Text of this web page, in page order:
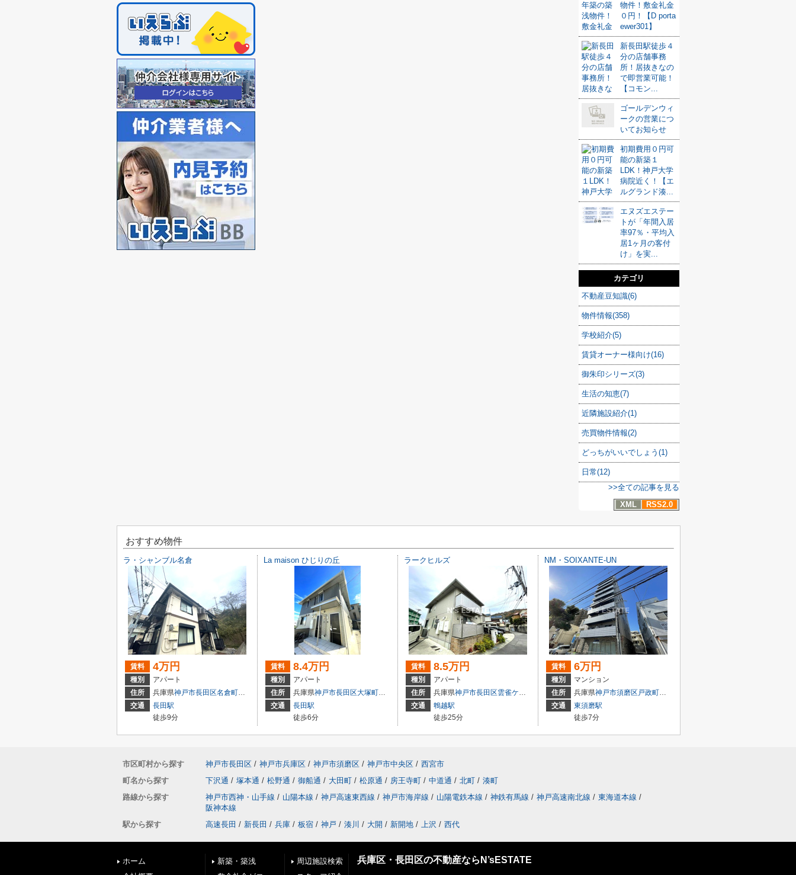
物件！敷金礼金
０円！【D porta
ewer301】
新長田駅徒歩４
分の店舗事務
所！居抜きなの
で即営業可能！
【コモン...
ゴールデンウィ
ークの営業につ
いてお知らせ
初期費用０円可
能の新築１
LDK！神戸大学
病院近く！【エ
ルグランド湊...
エヌズエステー
トが「年間入居
率97％・平均入
居1ヶ月の客付
け」を実...
カテゴリ
不動産豆知識(6)
物件情報(358)
学校紹介(5)
賃貸オーナー様向け(16)
御朱印シリーズ(3)
生活の知恵(7)
近隣施設紹介(1)
売買物件情報(2)
どっちがいいでしょう(1)
日常(12)
>>全ての記事を見る
XML
RSS2.0
おすすめ物件
ラ・シャンブル名倉
賃料 4万円
種別
アパート
住所
兵庫県神戸市長田区名倉町１丁目
交通
長田駅
徒歩9分
La maison ひじりの丘
賃料 8.4万円
種別
アパート
住所
兵庫県神戸市長田区大塚町１丁目
交通
長田駅
徒歩6分
ラークヒルズ
賃料 8.5万円
種別
アパート
住所
兵庫県神戸市長田区雲雀ケ丘
２丁目
交通
鵯越駅
徒歩25分
NM・SOIXANTE-UN
賃料 6万円
種別
マンション
住所
兵庫県神戸市須磨区 戸政町１丁目
交通
東須磨駅
徒歩7分
市区町村から探す 神戸市長田区 / 神戸市兵庫区 / 神戸市須磨区 / 神戸市中央区 / 西宮市
町名から探す
下沢通 / 塚本通 / 松野通 / 御船通 / 大田町 / 松原通 / 房王寺町 / 中道通 / 北町 / 湊町
路線から探す
神戸市西神・山手線 / 山陽本線 / 神戸高速東西線 / 神戸市海岸線 / 山陽電鉄本線 / 神鉄有馬線 / 神戸高速南北線 / 東海道本線 /
阪神本線
駅から探す
高速長田 / 新長田 / 兵庫 / 板宿 / 神戸 / 湊川 / 大開 / 新開地 / 上沢 / 西代
ホーム
新築・築浅
周辺施設検索
兵庫区・長田区の不動産ならN’sESTATE